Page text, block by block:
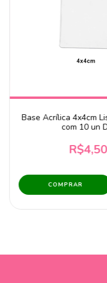
Base Acrílica 4x4cm
com 10 un
R$4,50